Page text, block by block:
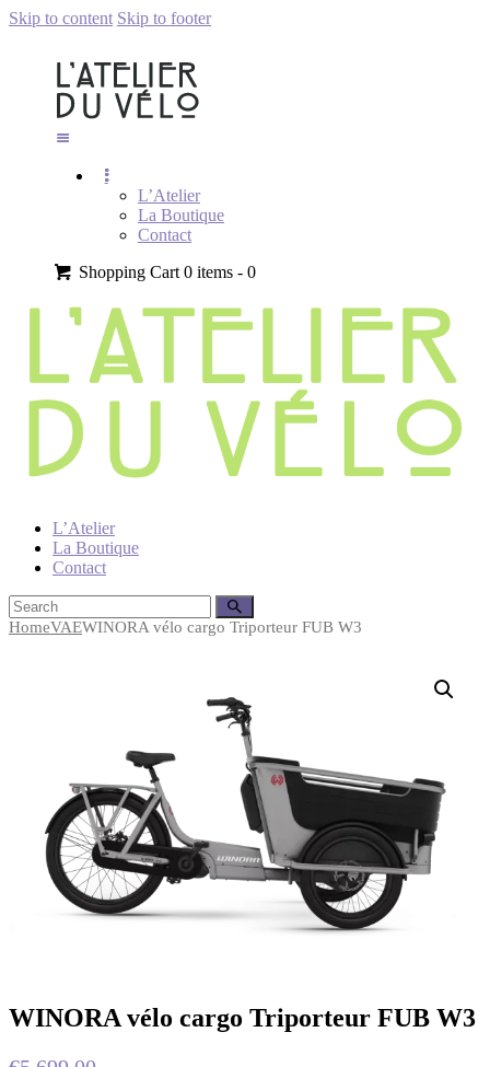
Skip to content Skip to footer
L’Atelier
La Boutique
Contact
Shopping Cart 0 items -0
L’Atelier
La Boutique
Contact
HomeVAEWINORA vélo cargo Triporteur FUB W3
WINORA vélo cargo Triporteur FUB W3